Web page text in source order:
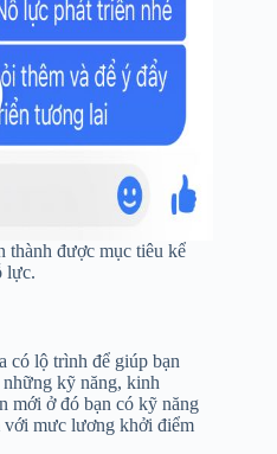
thành được mục tiêu kể
lực.
có lộ trình để giúp bạn
kỹ năng, kinh
mới ở đó bạn có kỹ năng
với mưc lương khởi điểm